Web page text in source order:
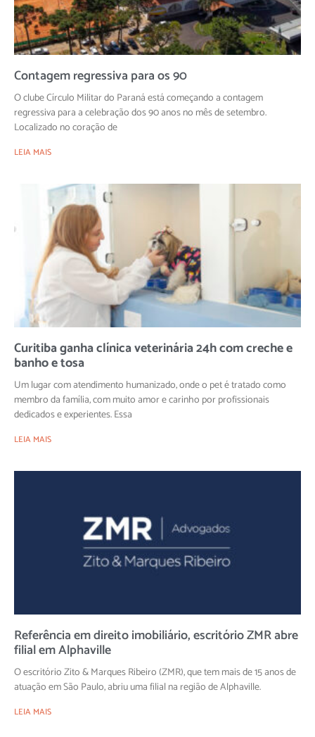
Contagem regressiva para os 90
O clube Círculo Militar do Paraná está começando a contagem
regressiva para a celebração dos 90 anos no mês de setembro.
Localizado no coração de
LEIA MAIS
Curitiba ganha clínica veterinária 24h com creche e
banho e tosa
Um lugar com atendimento humanizado, onde o pet é tratado como
membro da família, com muito amor e carinho por profissionais
dedicados e experientes. Essa
LEIA MAIS
Referência em direito imobiliário, escritório ZMR abre
filial em Alphaville
O escritório Zito & Marques Ribeiro (ZMR), que tem mais de 15 anos de
atuação em São Paulo, abriu uma filial na região de Alphaville.
LEIA MAIS